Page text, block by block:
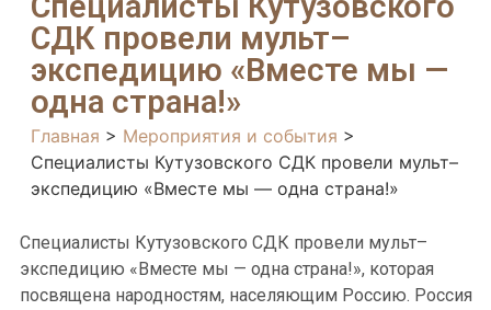
СДК провели мульт–
экспедицию «Вместе мы —
одна страна!»
Главная > Мероприятия и события >
Специалисты Кутузовского СДК провели мульт–
экспедицию «Вместе мы — одна страна!»
Специалисты Кутузовского СДК провели мульт–
экспедицию «Вместе мы — одна страна!», которая
посвящена народностям, населяющим Россию. Россия